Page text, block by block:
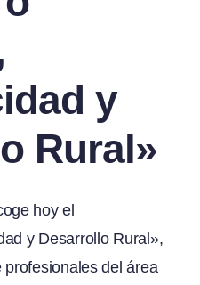
y
Rural»
hoy el
y Desarrollo Rural»,
del área